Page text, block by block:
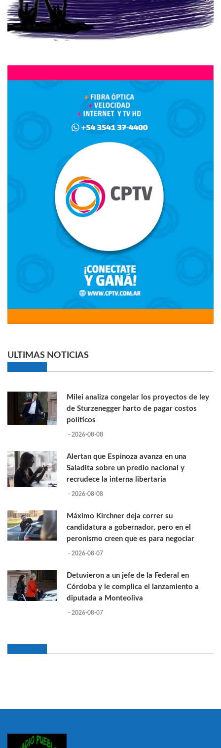
ULTIMAS NOTICIAS
Milei analiza congelar los proyectos de ley
de Sturzenegger harto de pagar costos
políticos
- 2026-08-08
Alertan que Espinoza avanza en una
Saladita sobre un predio nacional y
recrudece la interna libertaria
- 2026-08-08
Máximo Kirchner deja correr su
candidatura a gobernador, pero en el
peronismo creen que es para negociar
- 2026-08-07
Detuvieron a un jefe de la Federal en
Córdoba y le complica el lanzamiento a
diputada a Monteoliva
- 2026-08-07